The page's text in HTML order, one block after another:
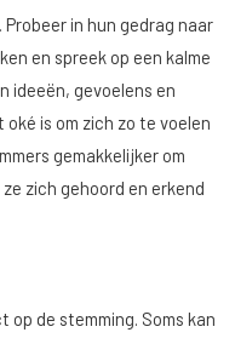
in hun gedrag naar
en spreek op een kalme
ideeën, gevoelens en
is om zich zo te voelen
gemakkelijker om
zich gehoord en erkend
de stemming. Soms kan